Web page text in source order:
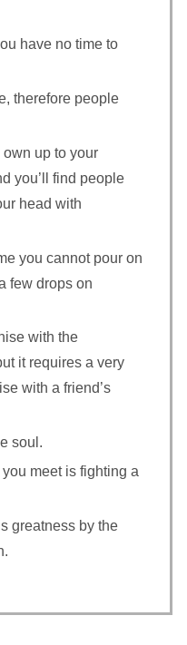
have no time to
therefore people
own up to your
you’ll find people
head with
you cannot pour on
few drops on
with the
it requires a very
with a friend’s
soul.
meet is fighting a
greatness by the